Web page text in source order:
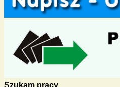
Szukam pracy